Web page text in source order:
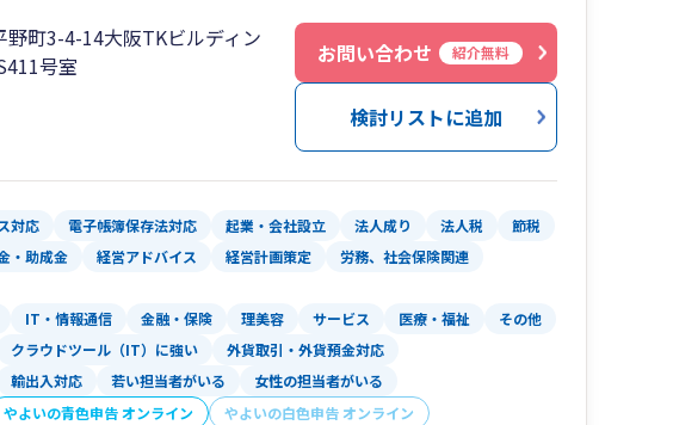
な資金・利益計画を一緒に作成し、融資や節税・補助金等をご
をサポートいたします。
ーション研修体制も整備しており、お客様から話しやすい税理士
るため、全国のお客様サポート可能となっております。
町3-4-14大阪TKビルディン
号室
お問い合わせ 紹介無料
検討リストに追加
対応 電子帳簿保存法対応 起業・会社設立 法人成り 法人税
節税
・助成金 経営アドバイス 経営計画策定
労務、社会保険関連
IT・情報通信 金融・保険 理美容 サービス 医療・福祉
その他
クラウドツール（IT）に強い
外貨取引・外貨預金対応
輸出入対応 若い担当者がいる
女性の担当者がいる
やよいの青色申告 オンライン
やよいの白色申告 オンライン